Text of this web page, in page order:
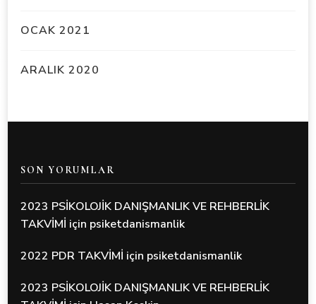
OCAK 2021
ARALIK 2020
SON YORUMLAR
2023 PSİKOLOJİK DANIŞMANLIK VE REHBERLİK
TAKVİMİ için psiketdanismanlik
2022 PDR TAKVİMİ için psiketdanismanlik
2023 PSİKOLOJİK DANIŞMANLIK VE REHBERLİK